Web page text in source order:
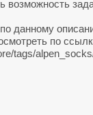
данному
по
tags/